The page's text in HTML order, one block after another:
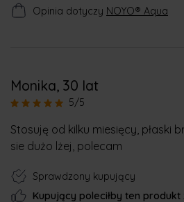
Opinia dotyczy NOYO® Aqua
Monika, 30 lat
5/5
Stosuję od kilku miesięcy, płaski
sie dużo lżej, polecam
Sprawdzony kupujący
Kupujący poleciłby ten produkt